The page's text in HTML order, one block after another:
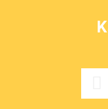
resmi kalitesiz, bozuk veya